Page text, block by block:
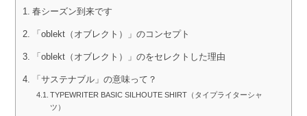
春シーズン到来です
「oblekt（オブレクト）」のコンセプト
「oblekt（オブレクト）」のをセレクトした理由
「サステナブル」の意味って？
TYPEWRITER BASIC SILHOUTE SHIRT（タイプライターシャ
ツ）